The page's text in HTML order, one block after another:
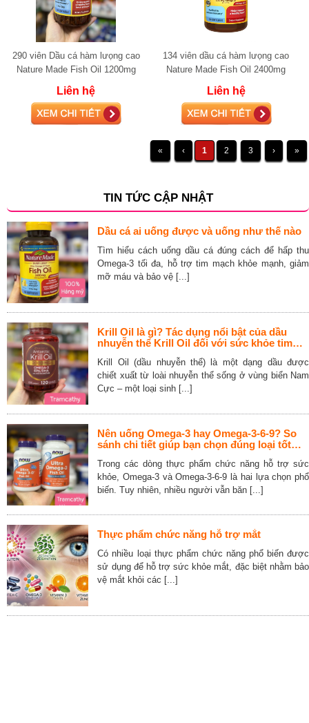
290 viên Dầu cá hàm lưọng cao
Nature Made Fish Oil 1200mg
(720mg Omega-3)
Liên hệ
134 viên dầu cá hàm lưọng cao
Nature Made Fish Oil 2400mg
(720mg Omega-3)
Liên hệ
« ‹ 1 2 3 › »
TIN TỨC CẬP NHẬT
Dầu cá ai uống được và uống như thế nào
Tìm hiểu cách uống dầu cá đúng cách để hấp thu
Omega-3 tối đa, hỗ trợ tim mạch khỏe mạnh, giảm
mỡ máu và bảo vệ [...]
Krill Oil là gì? Tác dụng nổi bật của dầu
nhuyễn thể Krill Oil đối với sức khỏe tim
Krill Oil (dầu nhuyễn thể) là một dạng dầu được
chiết xuất từ loài nhuyễn thể sống ở vùng biển Nam
Cực – một loại sinh [...]
Nên uống Omega-3 hay Omega-3-6-9? So
sánh chi tiết giúp bạn chọn đúng loại tốt
Trong các dòng thực phẩm chức năng hỗ trợ sức
khỏe, Omega-3 và Omega-3-6-9 là hai lựa chọn phổ
biến. Tuy nhiên, nhiều người vẫn băn [...]
Thực phẩm chức năng hỗ trợ mắt
Có nhiều loại thực phẩm chức năng phổ biến được
sử dụng để hỗ trợ sức khỏe mắt, đặc biệt nhằm bảo
vệ mắt khỏi các [...]